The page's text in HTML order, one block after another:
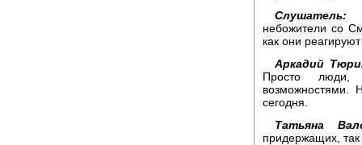
Слушатель:
небожители со
как они
Аркадий
Просто люди,
возможностями.
сегодня.
Татьяна
придержащих,